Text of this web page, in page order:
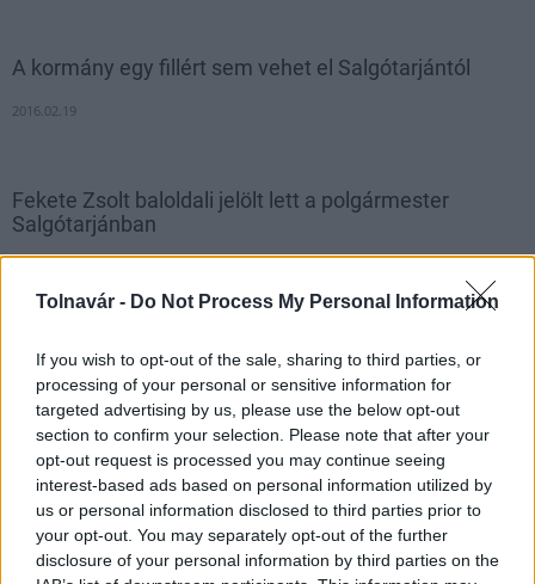
Tolnavár - Do Not Process My Personal Information
If you wish to opt-out of the sale, sharing to third parties, or
processing of your personal or sensitive information for
targeted advertising by us, please use the below opt-out
section to confirm your selection. Please note that after your
opt-out request is processed you may continue seeing
interest-based ads based on personal information utilized by
us or personal information disclosed to third parties prior to
your opt-out. You may separately opt-out of the further
disclosure of your personal information by third parties on the
A kormány egy fillért sem vehet el Salgótarjántól
2016.02.19
Fekete Zsolt baloldali jelölt lett a polgármester
Salgótarjánban
Fekete Zsolt nyerte az időközi polgármester-
Koalíció és a Tarjáni Városlakó Egyesület közös jelöltje a
szavazatok 52 százalékát szerezte meg az adatok 95 százalékos
feldolgozottsága alapján.
Fekete Zsolt támogatására tartottak választási
fórumot Salgótarjánban
2016.02.21